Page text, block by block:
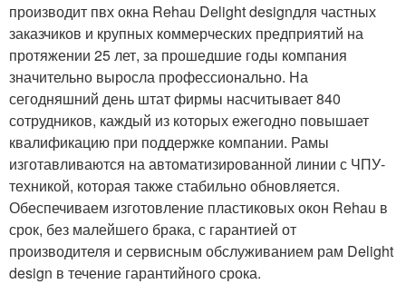
производит пвх окна Rehau Delight designдля частных
заказчиков и крупных коммерческих предприятий на
протяжении 25 лет, за прошедшие годы компания
значительно выросла профессионально. На
сегодняшний день штат фирмы насчитывает 840
сотрудников, каждый из которых ежегодно повышает
квалификацию при поддержке компании. Рамы
изготавливаются на автоматизированной линии с ЧПУ-
техникой, которая также стабильно обновляется.
Обеспечиваем изготовление пластиковых окон Rehau в
срок, без малейшего брака, с гарантией от
производителя и сервисным обслуживанием рам Delight
design в течение гарантийного срока.